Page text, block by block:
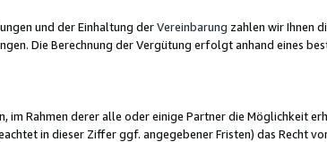
und der Einhaltung derVereinbarung zahlen wir Ihnen
Die Berechnung der Vergütung erfolgt anhand eines
Rahmen derer alle oder einige Partner die Möglichkeit
in dieser Ziffer ggf. angegebener Fristen) das Recht